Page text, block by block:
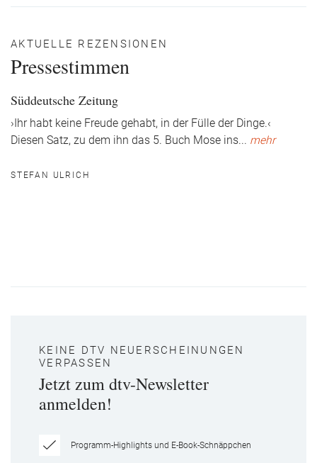
AKTUELLE REZENSIONEN
Pressestimmen
Süddeutsche Zeitung
›Ihr habt keine Freude gehabt, in der Fülle der Dinge.‹
Diesen Satz, zu dem ihn das 5. Buch Mose ins... mehr
STEFAN ULRICH
KEINE DTV NEUERSCHEINUNGEN
VERPASSEN
Jetzt zum dtv-Newsletter
anmelden!
Programm-Highlights und E-Book-Schnäppchen